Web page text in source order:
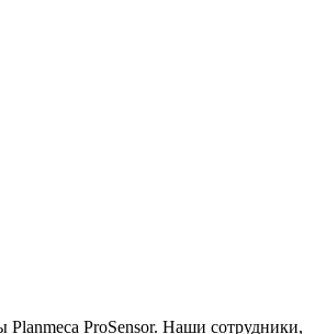
ProSensor. Наши сотрудники,